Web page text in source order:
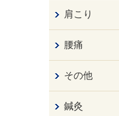
肩こり
腰痛
その他
鍼灸